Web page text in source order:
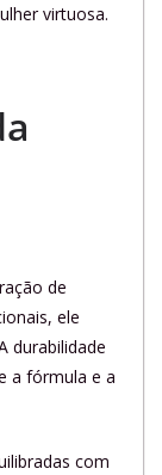
virtuosa.
de
ele
durabilidade
a fórmula e a
com